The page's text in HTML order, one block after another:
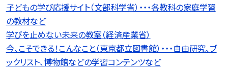
子どもの学び応援サイト（文部科学省）・・・各教科の家庭学習
の教材など
学びを止めない未来の教室（経済産業省）
今、こそできる！こんなこと（東京都立図書館）・・・自由研究、ブ
ックリスト、博物館などの学習コンテンツなど